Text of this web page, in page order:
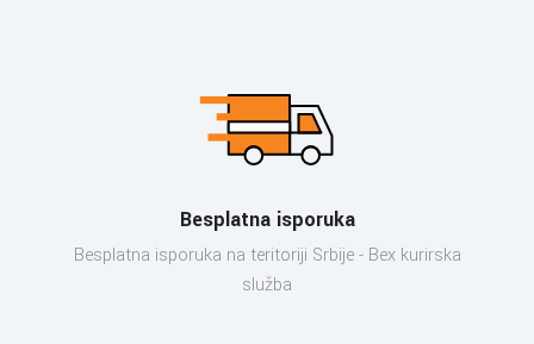
Besplatna isporuka
Besplatna isporuka na teritoriji Srbije - Bex kurirska
služba